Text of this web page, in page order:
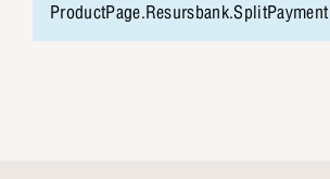
ProductPage.Resursbank.SplitPayment